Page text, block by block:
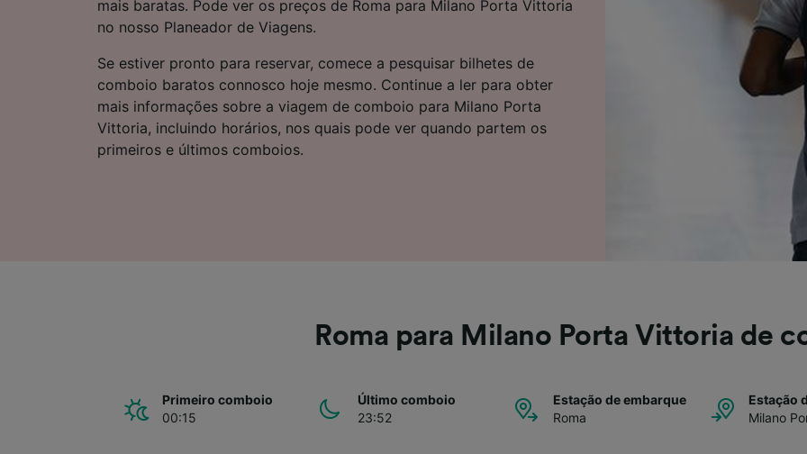
mais baratas. Pode ver os preços de Roma para Milano Porta Vittoria
no nosso Planeador de Viagens.
Se estiver pronto para reservar, comece a pesquisar bilhetes de
comboio baratos connosco hoje mesmo. Continue a ler para obter
mais informações sobre a viagem de comboio para Milano Porta
Vittoria, incluindo horários, nos quais pode ver quando partem os
primeiros e últimos comboios.
Roma para Milano Porta Vittoria de
Primeiro comboio
00:15
Último comboio
23:52
Estação de embarque
Roma
Estação
Milano
Lista de parceiros (fornecedores)